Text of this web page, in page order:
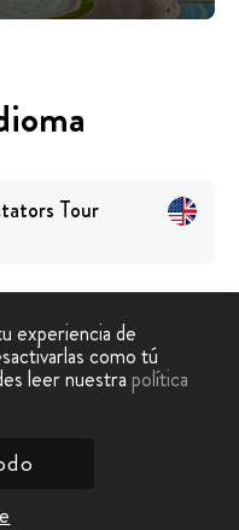
Tour
Reyes, Revoluciones y
experiencia de
como tú
leer nuestrapolítica